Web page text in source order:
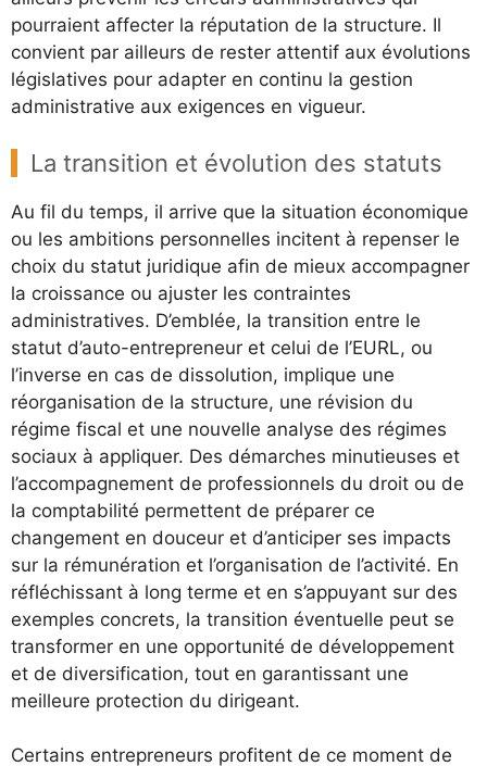
pourraient affecter la réputation de la structure. Il
convient par ailleurs de rester attentif aux évolutions
législatives pour adapter en continu la gestion
administrative aux exigences en vigueur.
La transition et évolution des statuts
Au fil du temps, il arrive que la situation économique
ou les ambitions personnelles incitent à repenser le
choix du statut juridique afin de mieux accompagner
la croissance ou ajuster les contraintes
administratives. D’emblée, la transition entre le
statut d’auto-entrepreneur et celui de l’EURL, ou
l’inverse en cas de dissolution, implique une
réorganisation de la structure, une révision du
régime fiscal et une nouvelle analyse des régimes
sociaux à appliquer. Des démarches minutieuses et
l’accompagnement de professionnels du droit ou de
la comptabilité permettent de préparer ce
changement en douceur et d’anticiper ses impacts
sur la rémunération et l’organisation de l’activité. En
réfléchissant à long terme et en s’appuyant sur des
exemples concrets, la transition éventuelle peut se
transformer en une opportunité de développement
et de diversification, tout en garantissant une
meilleure protection du dirigeant.
Certains entrepreneurs profitent de ce moment de